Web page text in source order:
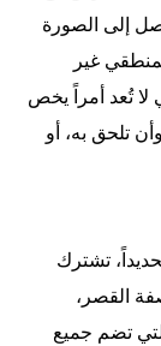
إلى الصورة
غير
لا تُعد أمراً يخص
تلحق به، أو
تشترك
القصر،
تضم جميع